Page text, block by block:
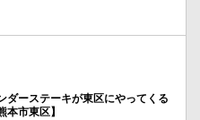
ダーステーキが東区にやってくる
本市東区】